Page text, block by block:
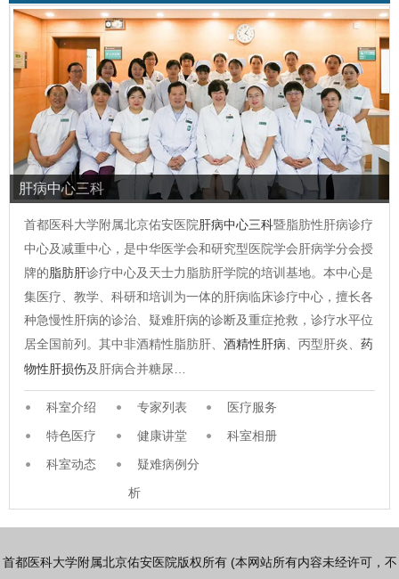
肝病中心三科
首都医科大学附属北京佑安医院肝病中心三科暨脂肪性肝病诊疗
中心及减重中心，是中华医学会和研究型医院学会肝病学分会授
牌的脂肪肝诊疗中心及天士力脂肪肝学院的培训基地。本中心是
集医疗、教学、科研和培训为一体的肝病临床诊疗中心，擅长各
种急慢性肝病的诊治、疑难肝病的诊断及重症抢救，诊疗水平位
居全国前列。其中非酒精性脂肪肝、 酒精性肝病 、丙型肝炎、 药
物性肝损伤及肝病合并糖尿…
科室介绍 专家列表
医疗服务
特色医疗
健康讲堂
科室相册
科室动态
疑难病例分
析
首都医科大学附属北京佑安医院版权所有 (本网站所有内容未经许可，不